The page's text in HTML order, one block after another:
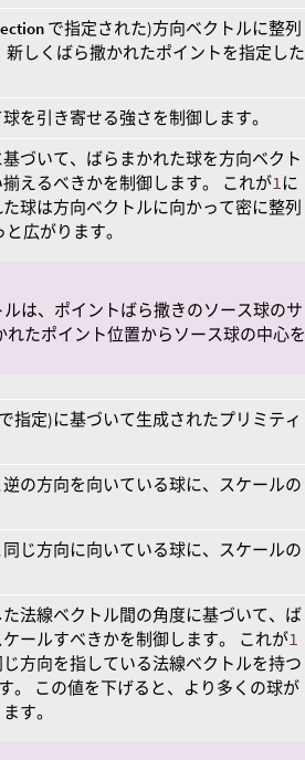
で指定された)方向ベクトルに整列
しくばら撒かれたポイントを指定した
を引き寄せる強さを制御します。
づいて、ばらまかれた球を方向ベクト
えるべきかを制御します。 これが1に
球は方向ベクトルに向かって密に整列
広がります。
は、ポイントばら撒きのソース球のサ
たポイント位置からソース球の中心を
で指定)に基づいて生成されたプリミティ
の方向を向いている球に、スケールの
じ方向に向いている球に、スケールの
法線ベクトル間の角度に基づいて、ば
ールすべきかを制御します。 これが1
方向を指している法線ベクトルを持つ
。 この値を下げると、より多くの球が
す。